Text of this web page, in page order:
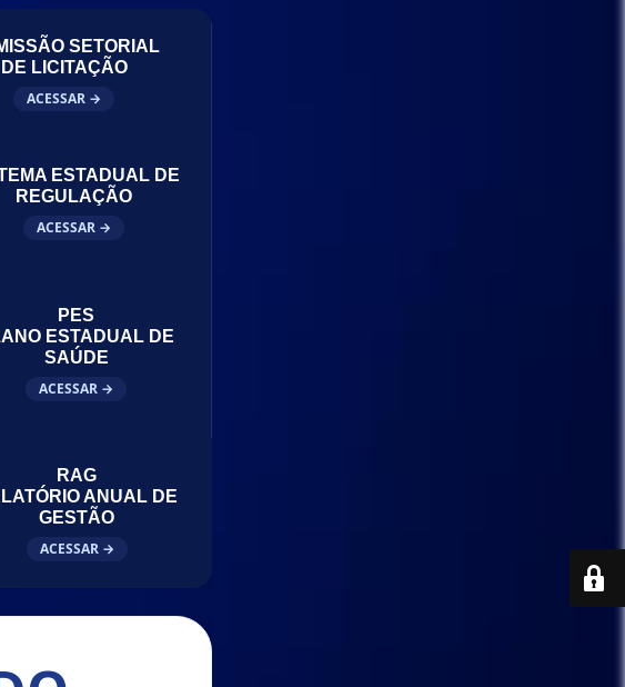
SETORIAL
DE LICITAÇÃO
ACESSAR →
ESTADUAL DE
REGULAÇÃO
ACESSAR →
PES
ESTADUAL DE
SAÚDE
ACESSAR →
RAG
ANUAL DE
GESTÃO
ACESSAR →